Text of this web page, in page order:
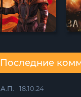
Последние
А.П. 18.10.24